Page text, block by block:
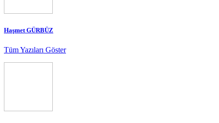
Haşmet GÜRBÜZ
Tüm Yazıları Göster